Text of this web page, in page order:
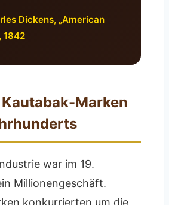
Dickens, „American
1842
Marken
war im 19.
Millionengeschäft.
konkurrierten um die